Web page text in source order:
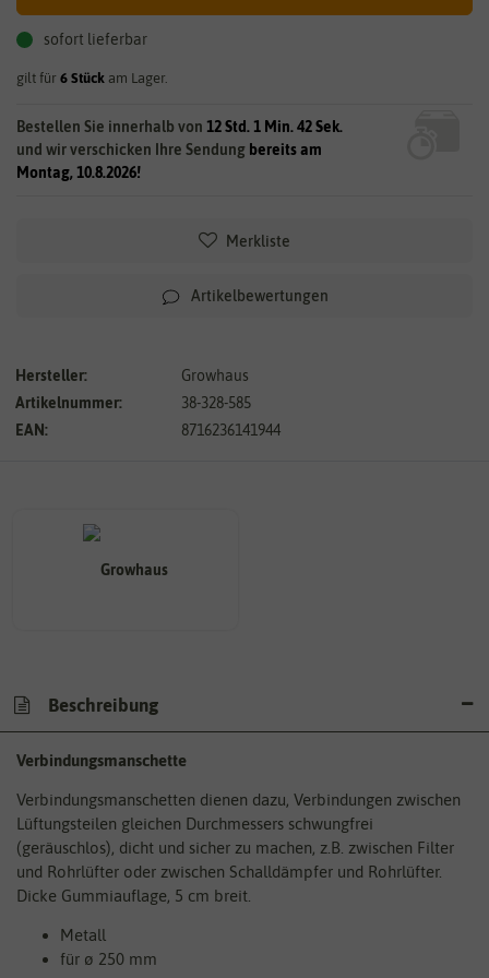
sofort lieferbar
gilt für 6 Stück am Lager.
Bestellen Sie innerhalb von 12 Std. 1 Min. 41 Sek.
und wir verschicken Ihre Sendung bereits am
Montag, 10.8.2026!
Merkliste
Artikelbewertungen
Hersteller:
Growhaus
Artikelnummer:
38-328-585
EAN:
8716236141944
Beschreibung
Verbindungsmanschette
Verbindungsmanschetten dienen dazu, Verbindungen zwischen
Lüftungsteilen gleichen Durchmessers schwungfrei
(geräuschlos), dicht und sicher zu machen, z.B. zwischen Filter
und Rohrlüfter oder zwischen Schalldämpfer und Rohrlüfter.
Dicke Gummiauflage, 5 cm breit.
Metall
für ø 250 mm